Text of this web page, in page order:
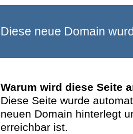
Diese neue Domain
Warum wird diese Seite
Diese Seite wurde
neuen Domain hinterlegt
erreichbar ist.